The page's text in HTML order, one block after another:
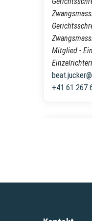
Mitglied -
im
+41 61 267